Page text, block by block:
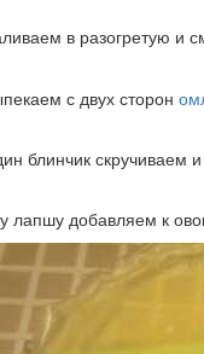
в разогретую и
с двух сторон
блинчик скручиваем
лапшу добавляем к